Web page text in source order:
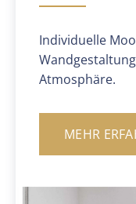
Individuelle
Atmosphäre.
MEHR